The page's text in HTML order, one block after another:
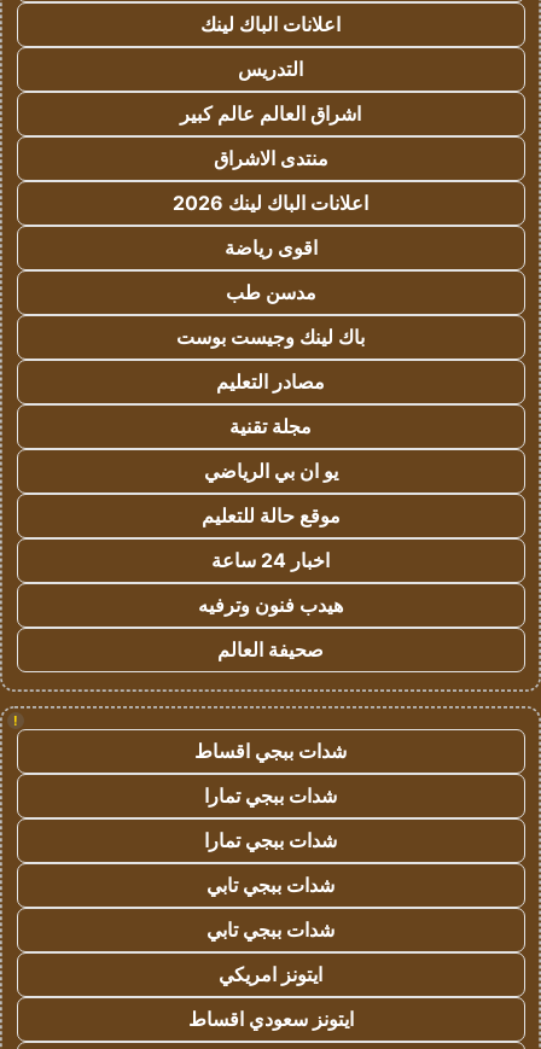
اعلانات الباك لينك
التدريس
اشراق العالم عالم كبير
منتدى الاشراق
اعلانات الباك لينك 2026
اقوى رياضة
مدسن طب
باك لينك وجيست بوست
مصادر التعليم
مجلة تقنية
يو ان بي الرياضي
موقع حالة للتعليم
اخبار 24 ساعة
هيدب فنون وترفيه
صحيفة العالم
!
شدات ببجي اقساط
شدات ببجي تمارا
شدات ببجي تمارا
شدات ببجي تابي
شدات ببجي تابي
ايتونز امريكي
ايتونز سعودي اقساط